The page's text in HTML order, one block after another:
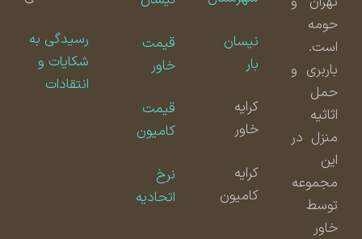
حومه
است.
باربری و
حمل
اثاثیه
منزل در
مجموعه
توسط
نیسان
کامیون
قیمت
قیمت
کامیون
اتحادیه
رسیدگی به
شکایات و
انتقادات